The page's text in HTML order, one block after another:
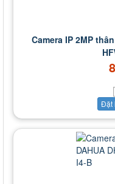
Camera IP 2MP
Đặt